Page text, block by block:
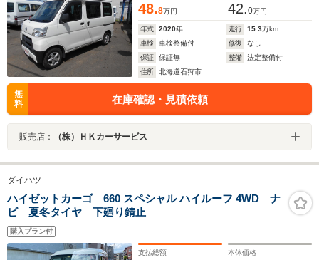
48.8万円 42.0万円
年式 2020年 走行 15.3万km
車検
車検整備付 修復
なし
保証
保証無 整備
法定整備付
住所
北海道石狩市
無
料
在庫確認・見積依頼
販売店： （株）ＨＫカーサービス
ダイハツ
ハイゼットカーゴ 660 スペシャル ハイルーフ 4WD ナ
ビ 夏冬タイヤ 下廻り錆止
購入プラン付
支払総額 本体価格